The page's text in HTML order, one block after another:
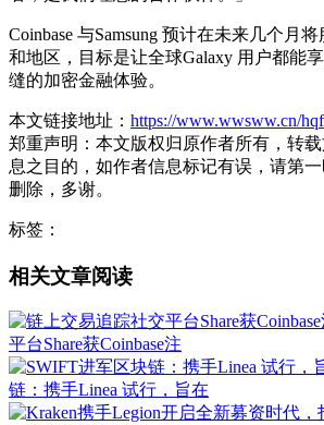
Coinbase 与Samsung 预计在未来几个月
和地区，目标是让全球Galaxy 用户都能
缝的加密金融体验。
本文链接地址： https://www.wwsww.cn/
郑重声明：本文版权归原作者所有，转
息之目的，如作者信息标记有误，请第
删除，多谢。
标签：
相关文章阅读
平台Share获Coinbase注
链：携手Linea 试行，旨在